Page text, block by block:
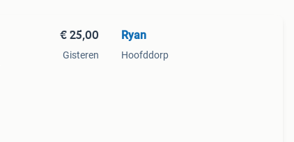
€ 25,00
Gisteren
Ryan
Hoofddorp